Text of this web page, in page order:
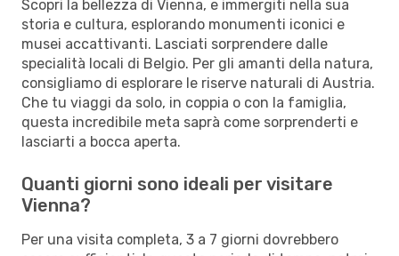
Scopri la bellezza di Vienna, e immergiti nella sua
storia e cultura, esplorando monumenti iconici e
musei accattivanti. Lasciati sorprendere dalle
specialità locali di Belgio. Per gli amanti della natura,
consigliamo di esplorare le riserve naturali di Austria.
Che tu viaggi da solo, in coppia o con la famiglia,
questa incredibile meta saprà come sorprenderti e
lasciarti a bocca aperta.
Quanti giorni sono ideali per visitare
Vienna?
Per una visita completa, 3 a 7 giorni dovrebbero